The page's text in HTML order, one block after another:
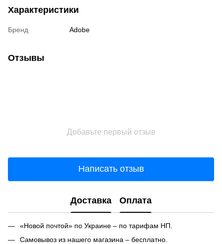
Характеристики
Бренд Adobe
Отзывы
Добавьте первый отзыв
Написать отзыв
Доставка Оплата
«Новой почтой» по Украине – по тарифам НП.
Самовывоз из нашего магазина – бесплатно.